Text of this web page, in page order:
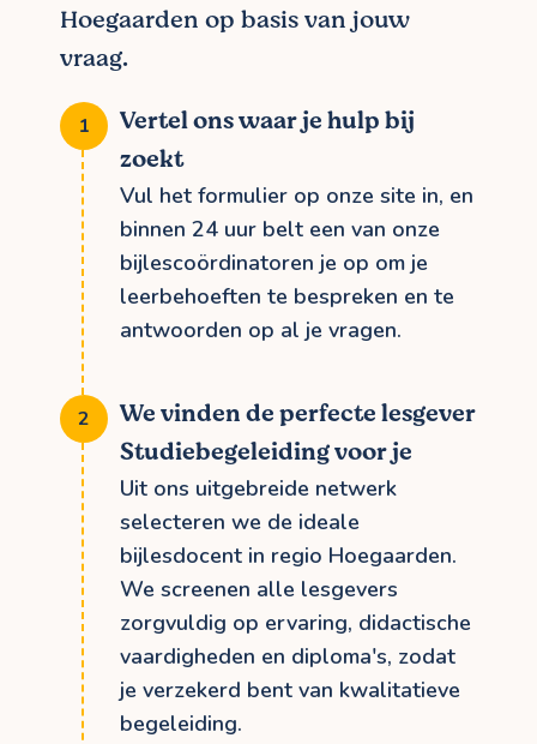
Hoegaarden op basis van jouw
vraag.
Vertel ons waar je hulp bij
zoekt
Vul het formulier op onze site in, en
binnen 24 uur belt een van onze
bijlescoördinatoren je op om je
leerbehoeften te bespreken en te
antwoorden op al je vragen.
We vinden de perfecte lesgever
Studiebegeleiding voor je
Uit ons uitgebreide netwerk
selecteren we de ideale
bijlesdocent in regio Hoegaarden.
We screenen alle lesgevers
zorgvuldig op ervaring, didactische
vaardigheden en diploma's, zodat
je verzekerd bent van kwalitatieve
begeleiding.